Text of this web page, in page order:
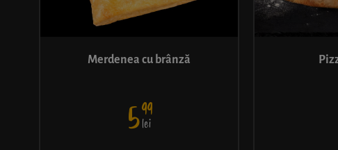
Merdenea cu brânză
599
lei